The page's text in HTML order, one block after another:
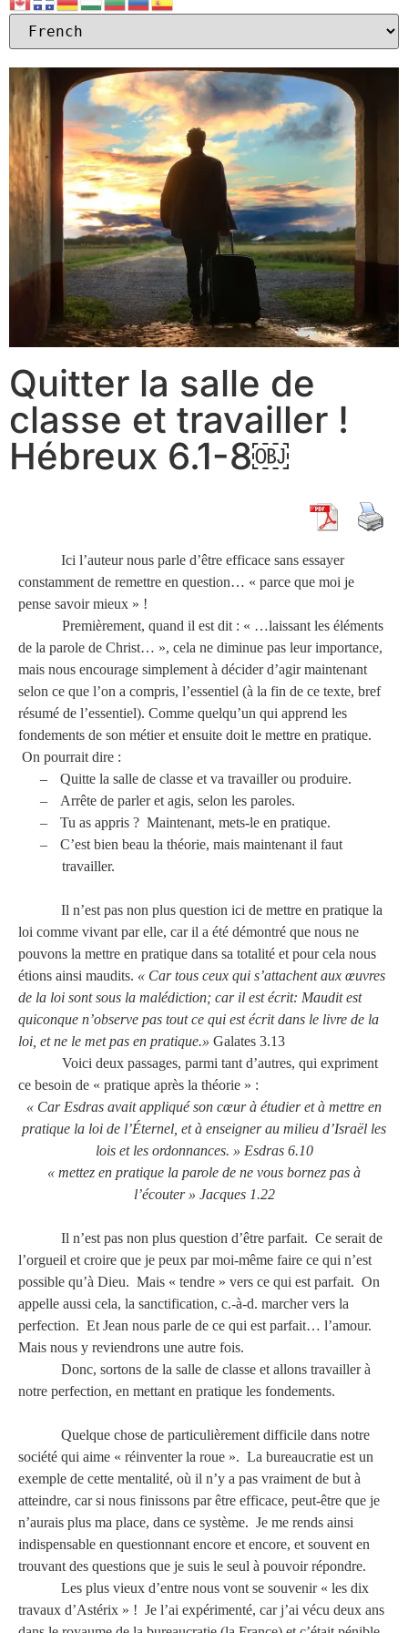
Quitter la salle de
classe et travailler !
Hébreux 6.1-8￼
Ici l’auteur nous parle d’être efficace sans essayer
constamment de remettre en question… « parce que moi je
pense savoir mieux » !
Premièrement, quand il est dit : « …laissant les éléments
de la parole de Christ… », cela ne diminue pas leur importance,
mais nous encourage simplement à décider d’agir maintenant
selon ce que l’on a compris, l’essentiel (à la fin de ce texte, bref
résumé de l’essentiel). Comme quelqu’un qui apprend les
fondements de son métier et ensuite doit le mettre en pratique.
On pourrait dire :
–
Quitte la salle de classe et va travailler ou produire.
–
Arrête de parler et agis, selon les paroles.
–
Tu as appris ? Maintenant, mets-le en pratique.
–
C’est bien beau la théorie, mais maintenant il faut
travailler.
Il n’est pas non plus question ici de mettre en pratique la
loi comme vivant par elle, car il a été démontré que nous ne
pouvons la mettre en pratique dans sa totalité et pour cela nous
étions ainsi maudits. « Car tous ceux qui s’attachent aux œuvres
de la loi sont sous la malédiction; car il est écrit: Maudit est
quiconque n’observe pas tout ce qui est écrit dans le livre de la
loi, et ne le met pas en pratique.» Galates 3.13
Voici deux passages, parmi tant d’autres, qui expriment
ce besoin de « pratique après la théorie » :
« Car Esdras avait appliqué son cœur à étudier et à mettre en
pratique la loi de l’Éternel, et à enseigner au milieu d’Israël les
lois et les ordonnances. » Esdras 6.10
« mettez en pratique la parole de ne vous bornez pas à
l’écouter » Jacques 1.22
Il n’est pas non plus question d’être parfait. Ce serait de
l’orgueil et croire que je peux par moi-même faire ce qui n’est
possible qu’à Dieu. Mais « tendre » vers ce qui est parfait. On
appelle aussi cela, la sanctification, c.-à-d. marcher vers la
perfection. Et Jean nous parle de ce qui est parfait… l’amour.
Mais nous y reviendrons une autre fois.
Donc, sortons de la salle de classe et allons travailler à
notre perfection, en mettant en pratique les fondements.
Quelque chose de particulièrement difficile dans notre
société qui aime « réinventer la roue ». La bureaucratie est un
exemple de cette mentalité, où il n’y a pas vraiment de but à
atteindre, car si nous finissons par être efficace, peut-être que je
n’aurais plus ma place, dans ce système. Je me rends ainsi
indispensable en questionnant encore et encore, et souvent en
trouvant des questions que je suis le seul à pouvoir répondre.
Les plus vieux d’entre nous vont se souvenir « les dix
travaux d’Astérix » ! Je l’ai expérimenté, car j’ai vécu deux ans